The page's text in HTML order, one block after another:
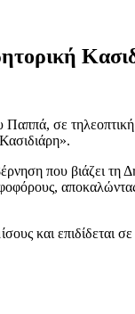
σε
που βιάζει τη
και επιδίδεται